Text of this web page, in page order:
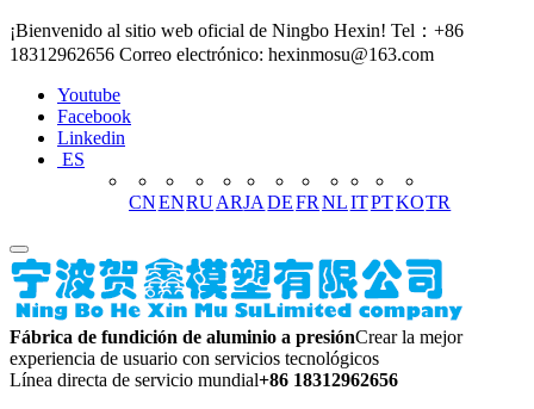
¡Bienvenido al sitio web oficial de Ningbo Hexin! Tel：+86
18312962656 Correo electrónico: hexinmosu@163.com
Youtube
Facebook
Linkedin
ES
CNENRUARJA DEFR NLITPTKOTR
Fábrica de fundición de aluminio a presiónCrear la mejor
experiencia de usuario con servicios tecnológicos
Línea directa de servicio mundial+86 18312962656